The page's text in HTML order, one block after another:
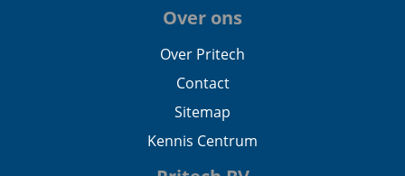
Over ons
Over Pritech
Contact
Sitemap
Kennis Centrum